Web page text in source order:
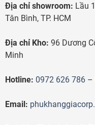
Địa chỉ showroom: Lầu
Tân Bình, TP. HCM
Địa chỉ Kho: 96 Dương
Minh
Hotline: 0972 626 786 –
Email: